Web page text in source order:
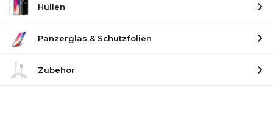
Hüllen
Panzerglas & Schutzfolien
Zubehör